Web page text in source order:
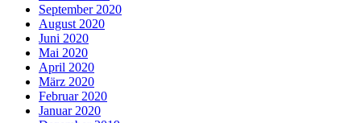
September 2020
August 2020
Juni 2020
Mai 2020
April 2020
März 2020
Februar 2020
Januar 2020